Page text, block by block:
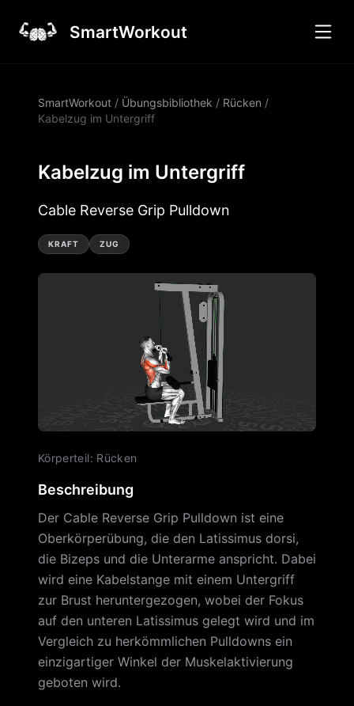
SmartWorkout
SmartWorkout / Übungsbibliothek / Rücken /
Kabelzug im Untergriff
Kabelzug im Untergriff
Cable Reverse Grip Pulldown
KRAFT ZUG
Körperteil: Rücken
Beschreibung
Der Cable Reverse Grip Pulldown ist eine
Oberkörperübung, die den Latissimus dorsi,
die Bizeps und die Unterarme anspricht. Dabei
wird eine Kabelstange mit einem Untergriff
zur Brust heruntergezogen, wobei der Fokus
auf den unteren Latissimus gelegt wird und im
Vergleich zu herkömmlichen Pulldowns ein
einzigartiger Winkel der Muskelaktivierung
geboten wird.